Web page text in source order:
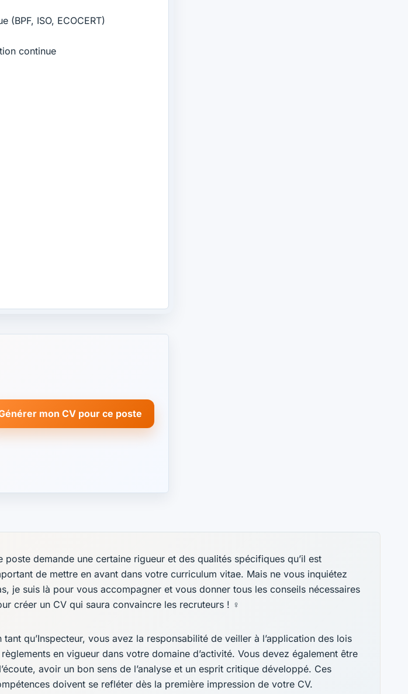
(BPF, ISO, ECOCERT)
continue
mon CV pour ce poste
poste demande une certaine rigueur et des qualités spécifiques qu’il est
de mettre en avant dans votre curriculum vitae. Mais ne vous inquiétez
je suis là pour vous accompagner et vous donner tous les conseils nécessaires
créer un CV qui saura convaincre les recruteurs ! ️‍♀️
tant qu’Inspecteur, vous avez la responsabilité de veiller à l’application des lois
en vigueur dans votre domaine d’activité. Vous devez également être
avoir un bon sens de l’analyse et un esprit critique développé. Ces
doivent se refléter dès la première impression de votre CV.